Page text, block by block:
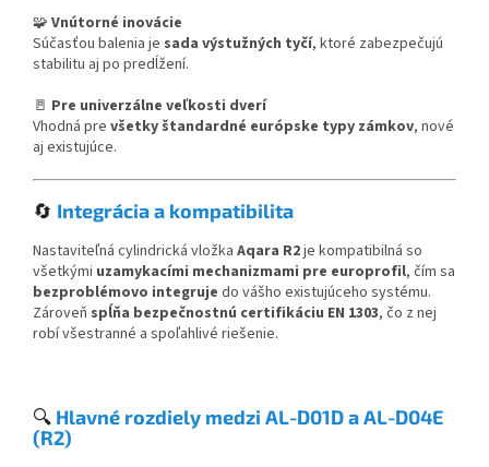
🧩 Vnútorné inovácie
Súčasťou balenia je sada výstužných tyčí, ktoré zabezpečujú
stabilitu aj po predĺžení.
🚪 Pre univerzálne veľkosti dverí
Vhodná pre všetky štandardné európske typy zámkov, nové
aj existujúce.
🔄 Integrácia a kompatibilita
Nastaviteľná cylindrická vložka Aqara R2je kompatibilná so
všetkými uzamykacími mechanizmami pre europrofil, čím sa
bezproblémovo integruje do vášho existujúceho systému.
Zároveň spĺňa bezpečnostnú certifikáciu EN 1303, čo z nej
robí všestranné a spoľahlivé riešenie.
🔍 Hlavné rozdiely medzi AL-D01D a AL-D04E
(R2)